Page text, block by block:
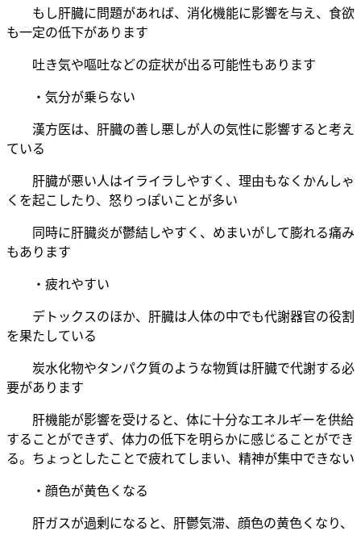
もし肝臓に問題があれば、消化機能に影響を与え、食欲
も一定の低下があります
吐き気や嘔吐などの症状が出る可能性もあります
・気分が乗らない
漢方医は、肝臓の善し悪しが人の気性に影響すると考え
ている
肝臓が悪い人はイライラしやすく、理由もなくかんしゃ
くを起こしたり、怒りっぽいことが多い
同時に肝臓炎が鬱結しやすく、めまいがして膨れる痛み
もあります
・疲れやすい
デトックスのほか、肝臓は人体の中でも代謝器官の役割
を果たしている
炭水化物やタンパク質のような物質は肝臓で代謝する必
要があります
肝機能が影響を受けると、体に十分なエネルギーを供給
することができず、体力の低下を明らかに感じることができ
る。ちょっとしたことで疲れてしまい、精神が集中できない
・顔色が黄色くなる
肝ガスが過剰になると、肝鬱気滞、顔色の黄色くなり、